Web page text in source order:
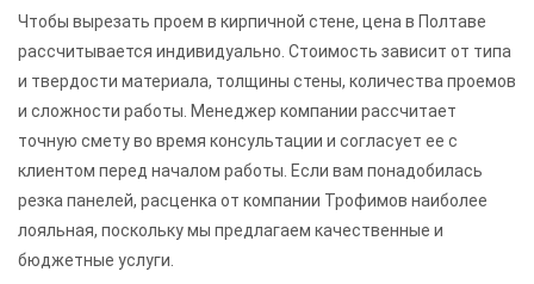
Чтобы вырезать проем в кирпичной стене, цена в Полтаве
рассчитывается индивидуально. Стоимость зависит от типа
и твердости материала, толщины стены, количества проемов
и сложности работы. Менеджер компании рассчитает
точную смету во время консультации и согласует ее с
клиентом перед началом работы. Если вам понадобилась
резка панелей, расценка от компании Трофимов наиболее
лояльная, поскольку мы предлагаем качественные и
бюджетные услуги.